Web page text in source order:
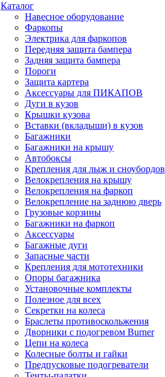
Каталог
Навесное оборудование
Фаркопы
Электрика для фаркопов
Передняя защита бампера
Задняя защита бампера
Пороги
Защита картера
Аксессуары для ПИКАПОВ
Дуги в кузов
Крышки кузова
Вставки (вкладыши) в кузов
Багажники
Багажники на крышу
Автобоксы
Крепления для лыж и сноубордов
Велокрепления на крышу
Велокрепления на фаркоп
Велокрепление на заднюю дверь
Грузовые корзины
Багажники на фаркоп
Аксессуары
Багажные дуги
Запасные части
Крепления для мототехники
Опоры багажника
Установочные комплекты
Полезное для всех
Секретки на колеса
Браслеты противоскольжения
Дворники с подогревом Burner
Цепи на колеса
Колесные болты и гайки
Предпусковые подогреватели